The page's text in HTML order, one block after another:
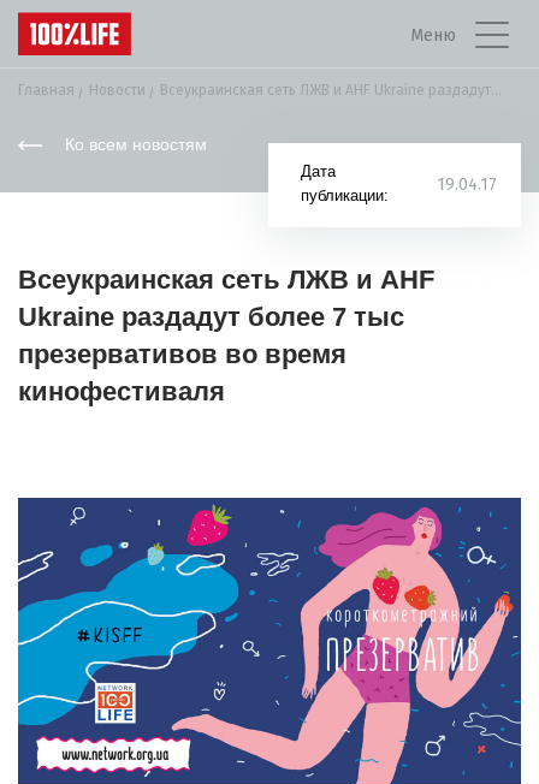
Меню
Главная Новости Всеукраинская сеть ЛЖВ и AHF Ukraine раздадут...
Ко всем новостям
Дата
публикации:
19.04.17
Всеукраинская сеть ЛЖВ и AHF
Ukraine раздадут более 7 тыс
презервативов во время
кинофестиваля